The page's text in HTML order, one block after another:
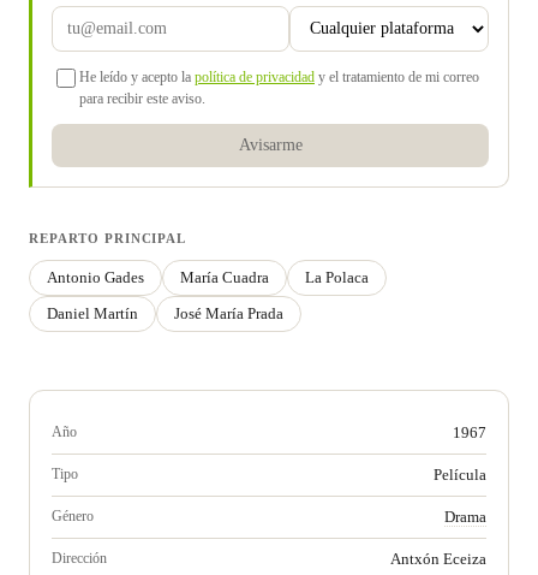
He leído y acepto la política de privacidad y el tratamiento de mi correo
para recibir este aviso.
Avisarme
REPARTO PRINCIPAL
Antonio Gades María Cuadra
La Polaca
Daniel Martín
José María Prada
Año 1967
Tipo Película
Género Drama
Dirección Antxón Eceiza